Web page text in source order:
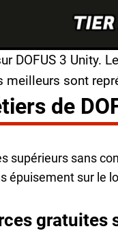
DOFUS 3 Unity.
meilleurs sont
de
supérieurs sans
épuisement sur le
gratuites